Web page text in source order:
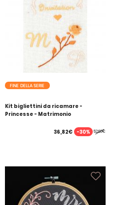
FINE DELLA SERIE
Kit bigliettini da ricamare -
Princesse - Matrimonio
52,60€
36,82€ -30%